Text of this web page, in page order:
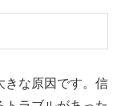
きな原因です。信